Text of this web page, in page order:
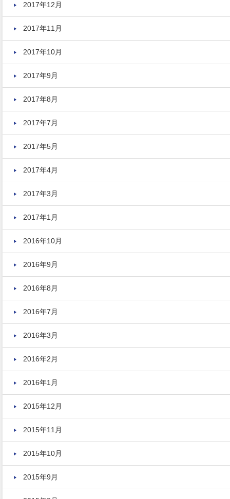
2017年12月
2017年11月
2017年10月
2017年9月
2017年8月
2017年7月
2017年5月
2017年4月
2017年3月
2017年1月
2016年10月
2016年9月
2016年8月
2016年7月
2016年3月
2016年2月
2016年1月
2015年12月
2015年11月
2015年10月
2015年9月